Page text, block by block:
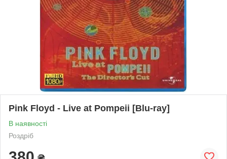
Pink Floyd - Live at Pompeii [Blu-ray]
В наявності
Роздріб